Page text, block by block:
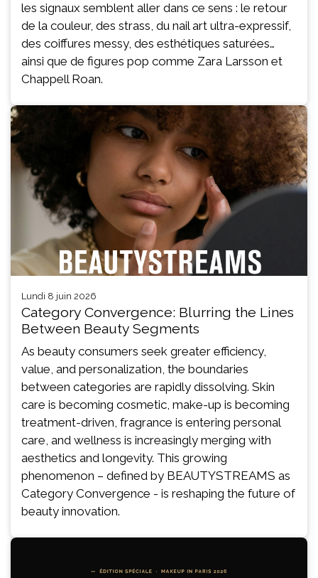
les signaux semblent aller dans ce sens : le retour
de la couleur, des strass, du nail art ultra-expressif,
des coiffures messy, des esthétiques saturées…
ainsi que de figures pop comme Zara Larsson et
Chappell Roan.
lundi 8 juin 2026
Category Convergence: Blurring the Lines
Between Beauty Segments
As beauty consumers seek greater efficiency,
value, and personalization, the boundaries
between categories are rapidly dissolving. Skin
care is becoming cosmetic, make-up is becoming
treatment-driven, fragrance is entering personal
care, and wellness is increasingly merging with
aesthetics and longevity. This growing
phenomenon – defined by BEAUTYSTREAMS as
Category Convergence - is reshaping the future of
beauty innovation.